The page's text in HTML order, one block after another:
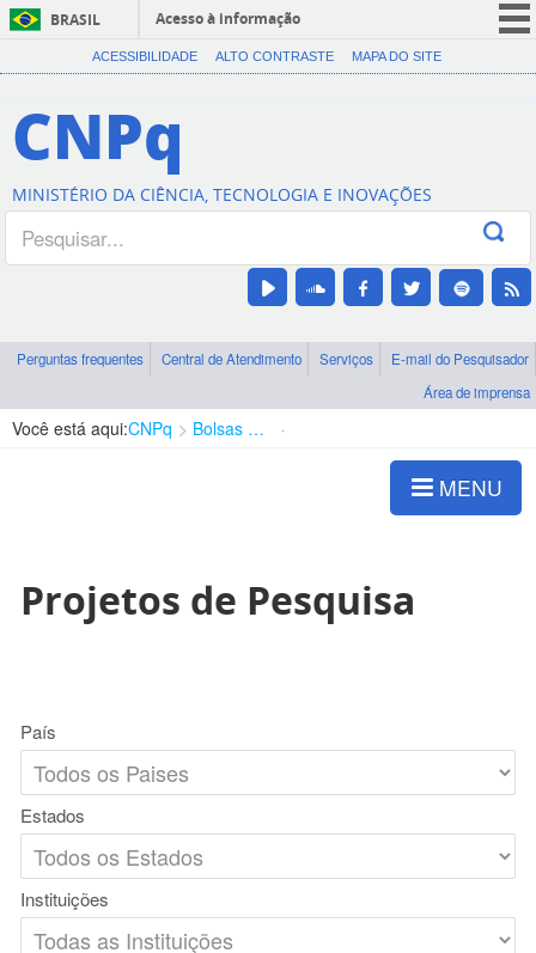
BRASIL
Acesso à informação
CORONAVÍRUS (COVID-19)
Canais
ACESSIBILIDADE ALTO CONTRASTE MAPA DO SITE
CNPq
MINISTÉRIO DA CIÊNCIA, TECNOLOGIA E INOVAÇÕES
Perguntas frequentes Central de Atendimento Serviços
E-mail do Pesquisador
Área de imprensa
Você está aqui:CNPq Bolsas e Auxílios Vigentes
MENU
Projetos de Pesquisa
País
Estados
Instituições